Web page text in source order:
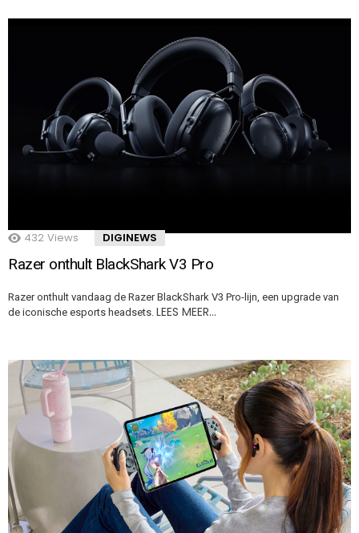
432 Views DIGINEWS
Razer onthult BlackShark V3 Pro
Razer onthult vandaag de Razer BlackShark V3 Pro-lijn, een upgrade van
de iconische esports headsets. LEES MEER…